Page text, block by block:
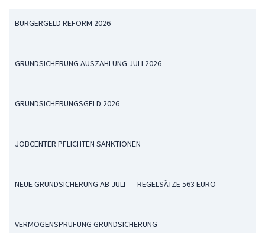
BÜRGERGELD REFORM 2026
GRUNDSICHERUNG AUSZAHLUNG JULI 2026
GRUNDSICHERUNGSGELD 2026
JOBCENTER PFLICHTEN SANKTIONEN
NEUE GRUNDSICHERUNG AB JULI REGELSÄTZE 563 EURO
VERMÖGENSPRÜFUNG GRUNDSICHERUNG